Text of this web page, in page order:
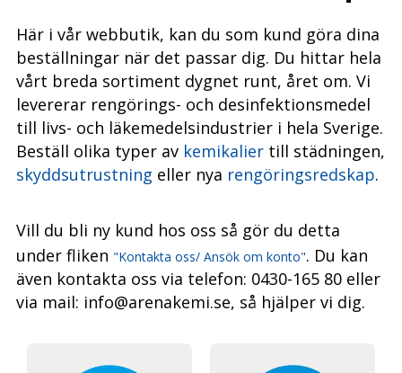
Här i vår webbutik, kan du som kund göra dina
beställningar när det passar dig. Du hittar hela
vårt breda sortiment dygnet runt, året om. Vi
levererar rengörings- och desinfektionsmedel
till livs- och läkemedelsindustrier i hela Sverige.
Beställ olika typer av kemikaliertill städningen,
skyddsutrustning eller nya rengöringsredskap.
Vill du bli ny kund hos oss så gör du detta
under fliken "Kontakta oss/ Ansök om konto". Du kan
även kontakta oss via telefon: 0430-165 80 eller
via mail: info@arenakemi.se, så hjälper vi dig.